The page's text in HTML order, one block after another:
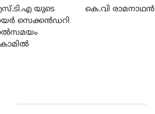
യുടെ
സെക്കൻഡറി
കെ.വി